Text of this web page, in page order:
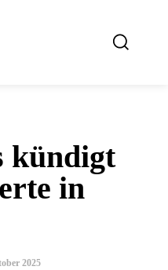
kündigt
in
2025